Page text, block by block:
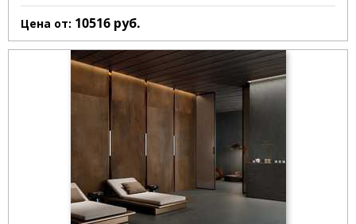
Цена от: 10516 руб.